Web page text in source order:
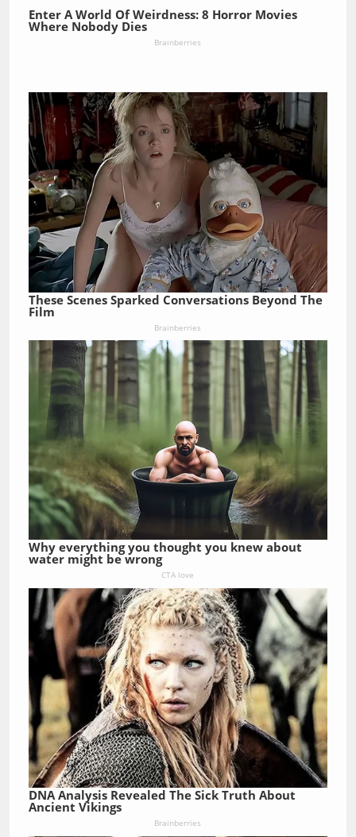
Enter A World Of Weirdness: 8 Horror Movies
Where Nobody Dies
Brainberries
These Scenes Sparked Conversations Beyond The
Film
Brainberries
Why everything you thought you knew about
water might be wrong
CTA love
DNA Analysis Revealed The Sick Truth About
Ancient Vikings
Brainberries